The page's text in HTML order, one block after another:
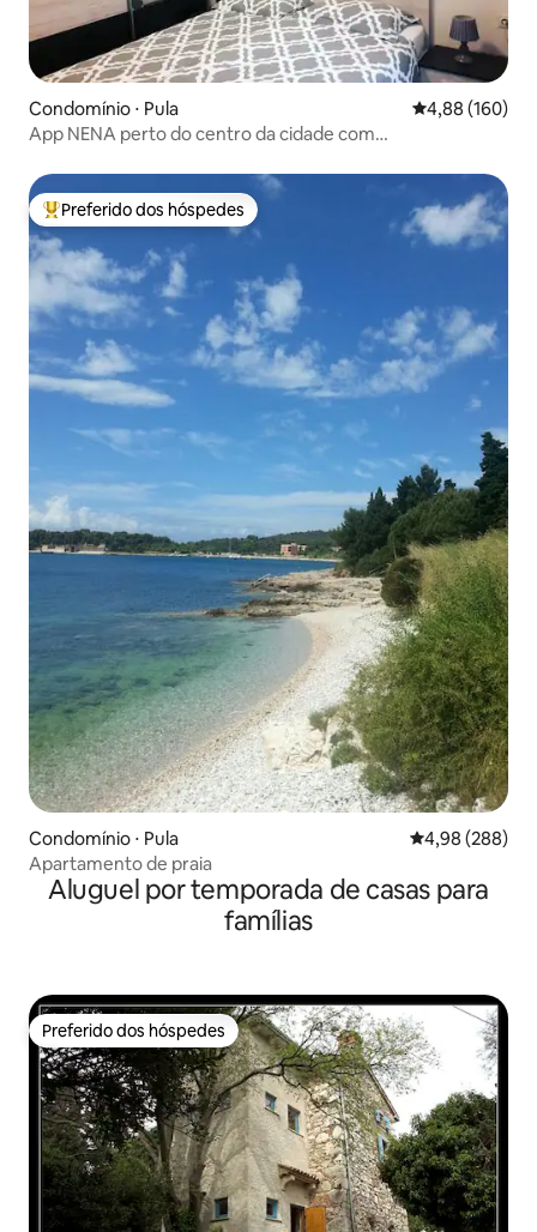
Condomínio ⋅ Pula 4,88 de uma
4,88 (160)
App NENA perto do centro da cidade com
Entre os melhores preferidos dos hóspedes
Preferido dos hóspedes
Condomínio ⋅ Pula 4,98 de uma
4,98 (288)
Apartamento de praia
Aluguel por temporada de casas para
famílias
Preferido dos hóspedes
Preferido dos hóspedes